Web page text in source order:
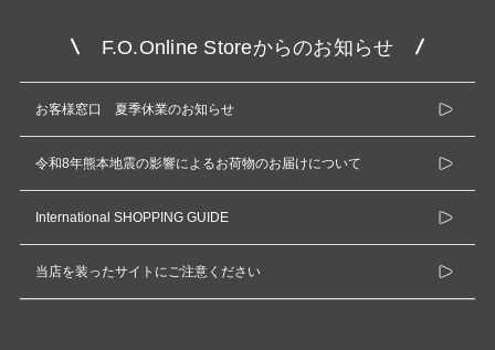
F.O.Online Storeからのお知らせ
お客様窓口 夏季休業のお知らせ
令和8年熊本地震の影響によるお荷物のお届けについて
International SHOPPING GUIDE
当店を装ったサイトにご注意ください